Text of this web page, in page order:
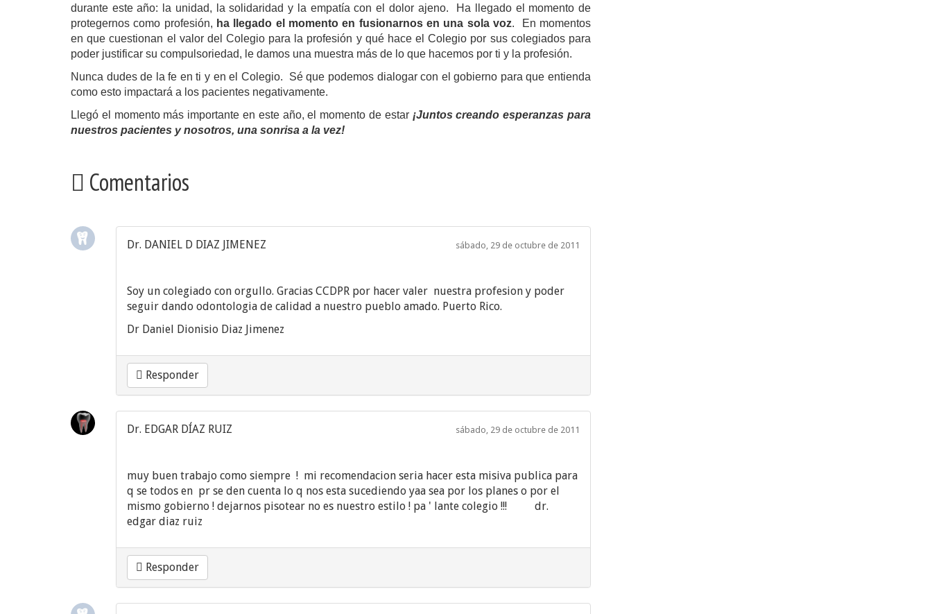
durante este año: la unidad, la solidaridad y la empatía con el dolor ajeno.
Ha llegado el momento de
protegernos como profesión, ha llegado el momento en fusionarnos en una sola voz.
En momentos
en que cuestionan el valor del Colegio para la profesión y qué hace el Colegio por sus colegiados para
poder justificar su compulsoriedad, le damos una muestra más de lo que hacemos por ti y la profesión.
Nunca dudes de la fe en ti y en el Colegio.
Sé que podemos dialogar con el gobierno para que entienda
como esto impactará a los pacientes negativamente.
Llegó el momento más importante en este año, el momento de estar ¡Juntos creando esperanzas para
nuestros pacientes y nosotros, una sonrisa a la vez!
Comentarios
sábado, 29 de octubre de 2011
Dr. DANIEL D DIAZ JIMENEZ
Soy un colegiado con orgullo. Gracias CCDPR por hacer valer nuestra profesion y poder
seguir dando odontologia de calidad a nuestro pueblo amado. Puerto Rico.
Dr Daniel Dionisio Diaz Jimenez
Responder
sábado, 29 de octubre de 2011
Dr. EDGAR DÍAZ RUIZ
muy buen trabajo como siempre ! mi recomendacion seria hacer esta misiva publica para
q se todos en pr se den cuenta lo q nos esta sucediendo yaa sea por los planes o por el
mismo gobierno ! dejarnos pisotear no es nuestro estilo ! pa ' lante colegio !!! dr.
edgar diaz ruiz
Responder